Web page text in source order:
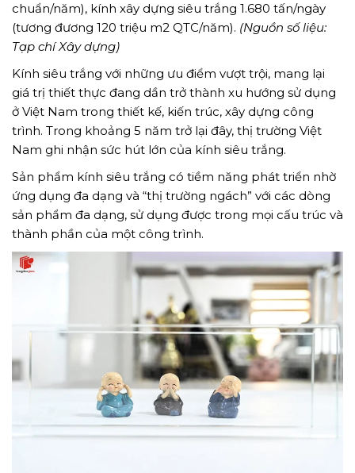
chuẩn/năm), kính xây dựng siêu trắng 1.680 tấn/ngày
(tương đương 120 triệu m2 QTC/năm). (Nguồn số liệu:
Tạp chí Xây dựng)
Kính siêu trắng với những ưu điểm vượt trội, mang lại
giá trị thiết thực đang dần trở thành xu hướng sử dụng
ở Việt Nam trong thiết kế, kiến trúc, xây dựng công
trình. Trong khoảng 5 năm trở lại đây, thị trường Việt
Nam ghi nhận sức hút lớn của kính siêu trắng.
Sản phẩm kính siêu trắng có tiềm năng phát triển nhờ
ứng dụng đa dạng và “thị trường ngách” với các dòng
sản phẩm đa dạng, sử dụng được trong mọi cấu trúc và
thành phần của một công trình.